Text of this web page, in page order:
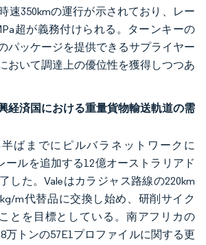
速350kmの運行が示されており、レー
超が義務付けられる。ターンキーの
パッケージを提供できるサプライヤー
おいて調達上の優位性を獲得しつつあ
経済国における重量貨物輸送軌道の需
半ばまでにピルバラネットワークに
ールを追加する12億オーストラリアド
した。Valeはカラジャス路線の220km
m代替品に交換し始め、研削サイク
とを目標としている。南アフリカの
万トンの57E1プロファイルに関する更